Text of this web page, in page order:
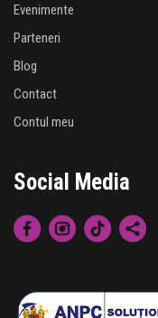
Evenimente
Parteneri
Blog
Contact
Contul meu
Social Media